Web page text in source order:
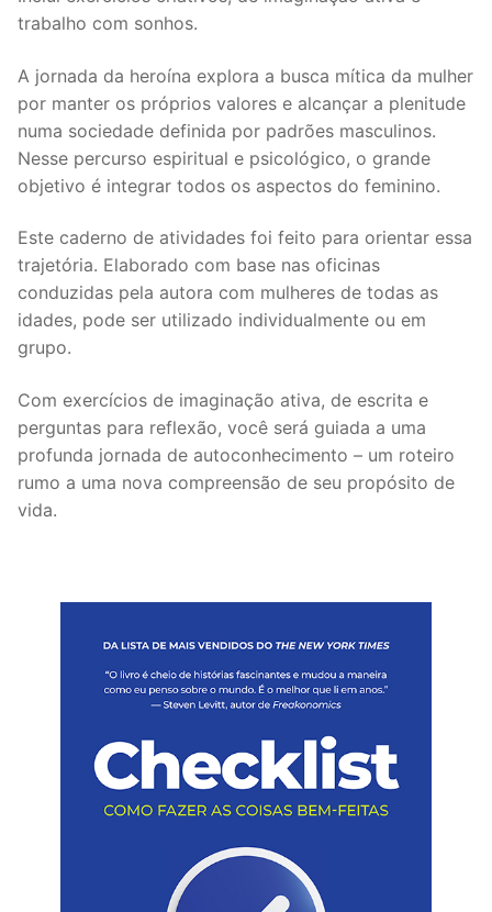
trabalho com sonhos.
A jornada da heroína explora a busca mítica da mulher
por manter os próprios valores e alcançar a plenitude
numa sociedade definida por padrões masculinos.
Nesse percurso espiritual e psicológico, o grande
objetivo é integrar todos os aspectos do feminino.
Este caderno de atividades foi feito para orientar essa
trajetória. Elaborado com base nas oficinas
conduzidas pela autora com mulheres de todas as
idades, pode ser utilizado individualmente ou em
grupo.
Com exercícios de imaginação ativa, de escrita e
perguntas para reflexão, você será guiada a uma
profunda jornada de autoconhecimento – um roteiro
rumo a uma nova compreensão de seu propósito de
vida.